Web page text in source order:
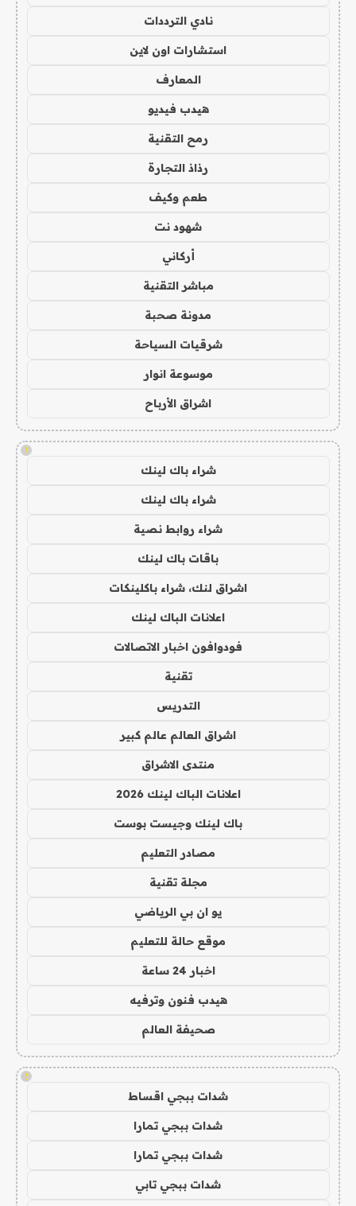
نادي الترددات
استشارات اون لاين
المعارف
هيدب فيديو
رمح التقنية
رذاذ التجارة
طعم وكيف
شهود نت
أركاني
مباشر التقنية
مدونة صحبة
شرقيات السياحة
موسوعة انوار
اشراق الأرباح
!
شراء باك لينك
شراء باك لينك
شراء روابط نصية
باقات باك لينك
اشراق لنك، شراء باكلينكات
اعلانات الباك لينك
فودوافون اخبار الاتصالات
تقنية
التدريس
اشراق العالم عالم كبير
منتدى الاشراق
اعلانات الباك لينك 2026
باك لينك وجيست بوست
مصادر التعليم
مجلة تقنية
يو ان بي الرياضي
موقع حالة للتعليم
اخبار 24 ساعة
هيدب فنون وترفيه
صحيفة العالم
!
شدات ببجي اقساط
شدات ببجي تمارا
شدات ببجي تمارا
شدات ببجي تابي